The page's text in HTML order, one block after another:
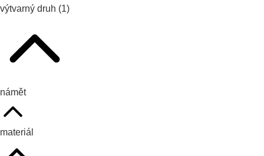
výtvarný druh (1)
námět
materiál